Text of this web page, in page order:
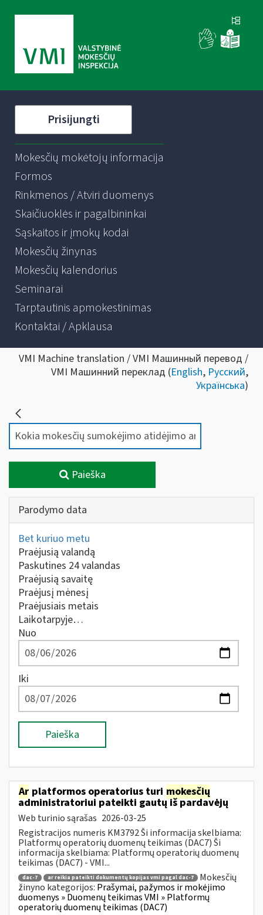
Prisijungti
Mokesčių mokėtojų informacija
Formos
Rinkmenos / Atviri duomenys
Skaičiuoklės ir pagalbininkai
Sąskaitos ir įmokų kodai
Mokesčių žinynas
Mokesčių kalendorius
Seminarai
Tarptautinis apmokestinimas
Kontaktai / Apklausa
VMI Machine translation / VMI Машинный перевод /
VMI Машинний переклад (English, Русский,
Українська)
Paieška
Parodymo data
Bet kuriuo metu
Praėjusią valandą
Paskutines 24 valandas
Praėjusią savaitę
Praėjusį mėnesį
Praėjusiais metais
Laikotarpyje…
Nuo
Iki
Paieška
Ar platformos operatorius turi mokesčių
administratoriui pateikti gautų iš pardavėjų
Web turinio sąrašas 2026-03-25
Registracijos numeris KM3792 Ši informacija skelbiama:
Platformų operatorių duomenų teikimas (DAC7) Ši
informacija skelbiama: Platformų operatorių duomenų
teikimas (DAC7) - VMI...
dac-7 ar reikia pateikti dokumentų kopijas vmi pagal dac-7
Mokesčių
žinyno kategorijos: Prašymai, pažymos ir mokėjimo
duomenys » Duomenų teikimas VMI » Platformų
operatorių duomenų teikimas (DAC7)